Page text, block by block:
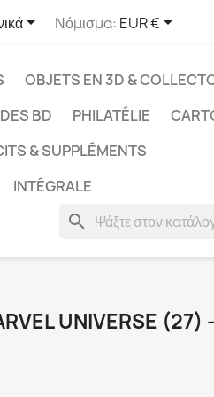
 Νόμισμα: EUR €
OBJETS EN 3D &
BD PHILATÉLIE
& SUPPLÉMENTS
INTÉGRALE
search
UNIVERSE (27)